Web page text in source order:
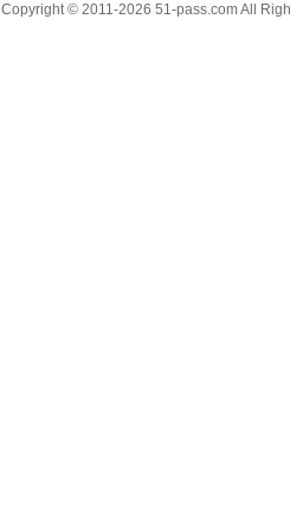
Copyright © 2011-2026 51-pass.com All